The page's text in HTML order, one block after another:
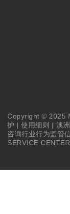
Copyright © 2025
护 |使用细则 | 澳
咨询行业行为监管
SERVICE